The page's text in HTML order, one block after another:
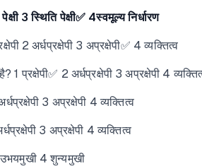
3 स्थिति पेक्षी✅ 4स्वमूल्य निर्धारण
2 अर्धप्रक्षेपी 3 अप्रक्षेपी✅ 4 व्यक्तित्व
1 प्रक्षेपी✅ 2 अर्धप्रक्षेपी 3 अप्रक्षेपी 4
3 अप्रक्षेपी 4 व्यक्तित्व
3 अप्रक्षेपी 4 व्यक्तित्व
उभयमुखी 4 शुन्यमुखी